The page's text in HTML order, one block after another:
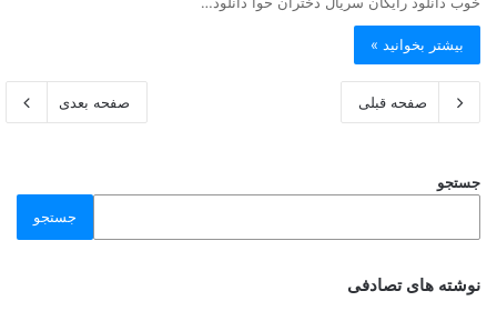
بیشتر بخوانید »
صفحه قبلی صفحه بعدی
جستجو
جستجو
نوشته های تصادفی